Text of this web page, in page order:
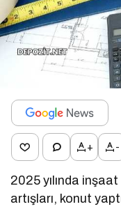
+ -
2025 yılında
artışları, konut